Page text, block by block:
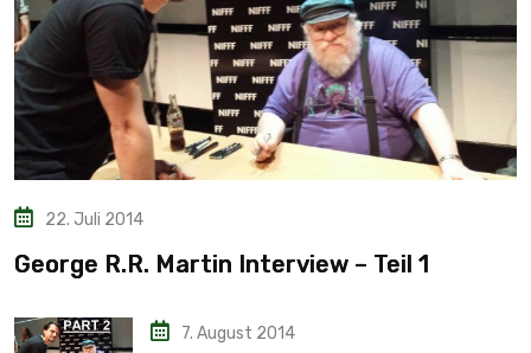
22. Juli 2014
George R.R. Martin Interview – Teil 1
7. August 2014